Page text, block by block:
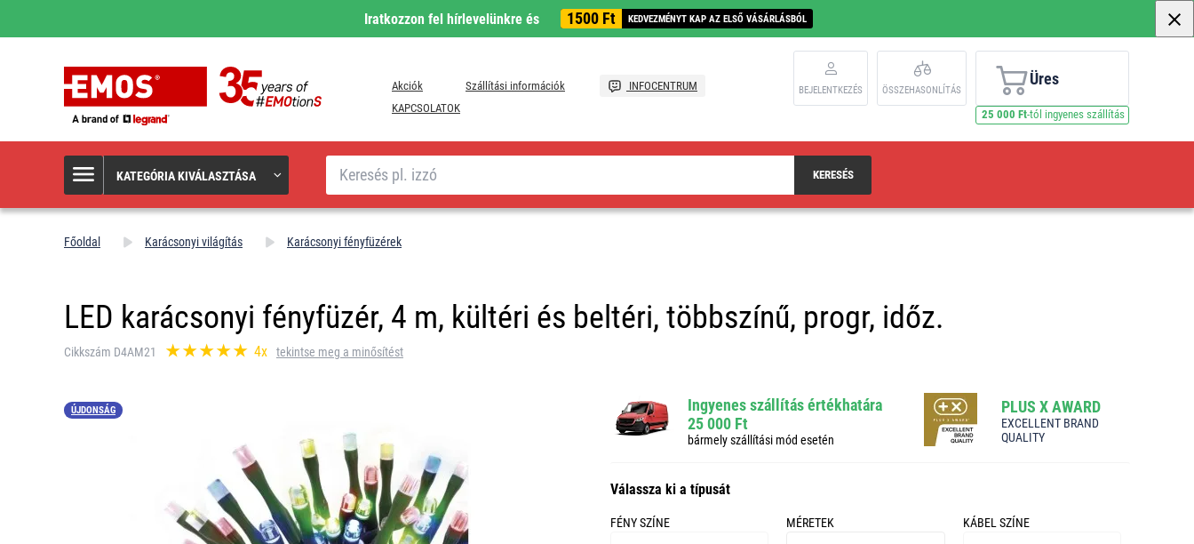
Iratkozzon fel hírlevelünkre és 1500 Ft KEDVEZMÉNYT KAP AZ ELSŐ VÁSÁRLÁSBÓL
Akciók Szállítási információk
INFOCENTRUM
KAPCSOLATOK
BEJELENTKEZÉS ÖSSZEHASONLÍTÁS
Üres
25 000 Ft-tól ingyenes szállítás
KATEGÓRIA KIVÁLASZTÁSA
Keresés
KERESÉS
Főoldal Karácsonyi világítás Karácsonyi fényfüzérek
LED karácsonyi fényfüzér, 4 m, kültéri és beltéri, többszínű, progr, időz.
Cikkszám D4AM21 4x tekintse meg a minősítést
ÚJDONSÁG
Ingyenes szállítás értékhatára
25 000 Ft
bármely szállítási mód esetén
PLUS X AWARD
EXCELLENT BRAND
QUALITY
Válassza ki a típusát
FÉNY SZÍNE
MÉRETEK
KÁBEL SZÍNE